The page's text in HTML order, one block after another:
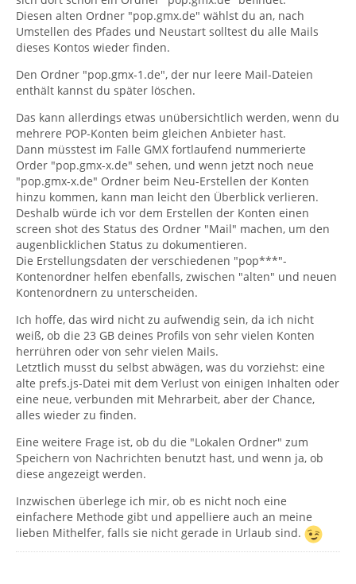
Diesen alten Ordner "pop.gmx.de" wählst du an, nach
Umstellen des Pfades und Neustart solltest du alle Mails
dieses Kontos wieder finden.
Den Ordner "pop.gmx-1.de", der nur leere Mail-Dateien
enthält kannst du später löschen.
Das kann allerdings etwas unübersichtlich werden, wenn du
mehrere POP-Konten beim gleichen Anbieter hast.
Dann müsstest im Falle GMX fortlaufend nummerierte
Order "pop.gmx-x.de" sehen, und wenn jetzt noch neue
"pop.gmx-x.de" Ordner beim Neu-Erstellen der Konten
hinzu kommen, kann man leicht den Überblick verlieren.
Deshalb würde ich vor dem Erstellen der Konten einen
screen shot des Status des Ordner "Mail" machen, um den
augenblicklichen Status zu dokumentieren.
Die Erstellungsdaten der verschiedenen "pop***"-
Kontenordner helfen ebenfalls, zwischen "alten" und neuen
Kontenordnern zu unterscheiden.
Ich hoffe, das wird nicht zu aufwendig sein, da ich nicht
weiß, ob die 23 GB deines Profils von sehr vielen Konten
herrühren oder von sehr vielen Mails.
Letztlich musst du selbst abwägen, was du vorziehst: eine
alte prefs.js-Datei mit dem Verlust von einigen Inhalten oder
eine neue, verbunden mit Mehrarbeit, aber der Chance,
alles wieder zu finden.
Eine weitere Frage ist, ob du die "Lokalen Ordner" zum
Speichern von Nachrichten benutzt hast, und wenn ja, ob
diese angezeigt werden.
Inzwischen überlege ich mir, ob es nicht noch eine
einfachere Methode gibt und appelliere auch an meine
lieben Mithelfer, falls sie nicht gerade in Urlaub sind.